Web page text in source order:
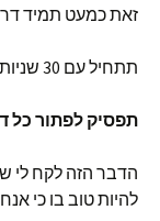
זאת כמעט תמיד
תתחיל עם 30 שניות, זה עובד.
תפסיק לפתור כל
הדבר הזה לקח לי
להיות טוב בו כי